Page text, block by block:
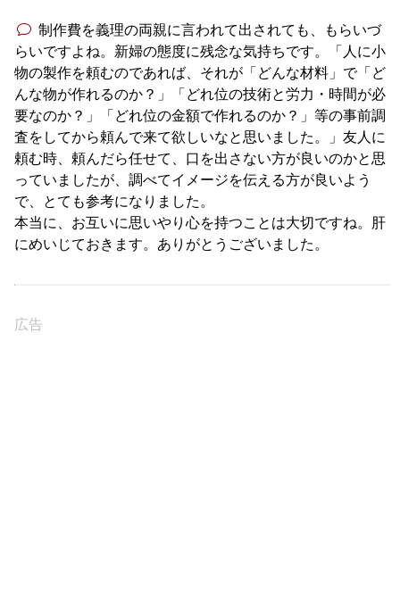
制作費を義理の両親に言われて出されても、もらいづ
らいですよね。新婦の態度に残念な気持ちです。「人に小
物の製作を頼むのであれば、それが「どんな材料」で「ど
んな物が作れるのか？」「どれ位の技術と労力・時間が必
要なのか？」「どれ位の金額で作れるのか？」等の事前調
査をしてから頼んで来て欲しいなと思いました。」友人に
頼む時、頼んだら任せて、口を出さない方が良いのかと思
っていましたが、調べてイメージを伝える方が良いよう
で、とても参考になりました。
本当に、お互いに思いやり心を持つことは大切ですね。肝
にめいじておきます。ありがとうございました。
広告